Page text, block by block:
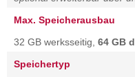
Max. Speicherausbau
32 GB werksseitig, 64 GB
Speichertyp